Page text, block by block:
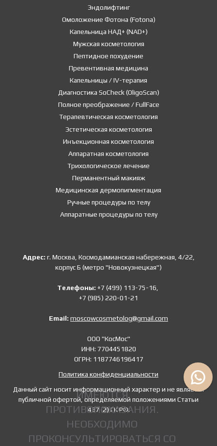
Эндолифтинг
Омоложение Фотона (Fotona)
Капельница НАД+ (NAD+)
Мужская косметология
Пептидное похудение
Превентивная медицина
Капельницы / IV-терапия
Диагностика SoCheck (OligoScan)
Полное преображение / FullFace
Терапевтическая косметология
Эстетическая косметология
Инъекционная косметология
Аппаратная косметология
Трихологическое лечение
Перманентный макияж
Медицинская дермопигментация
Ручные процедуры по телу
Аппаратные процедуры по телу
Адрес: г. Москва, Космодамианская набережная, 4/22,
корпус Б (метро "Новокузнецкая")
Телефоны: +7 (499) 113-75-16,
+7 (985) 220-01-21
Email: moscowcosmetolog@gmail.com
ООО "КосМос"
ИНН: 7704451820
ОГРН: 1187746196417
Политика конфиденциальности
Данный сайт носит информационный характер и не является
публичной офертой, определяемой положениями Статьи
437 (2) ГК РФ.
ИМЕЮТСЯ
ПРОТИВОПОКАЗАНИЯ.
НЕОБХОДИМО
ПРОКОНСУЛЬТИРОВАТЬСЯ СО